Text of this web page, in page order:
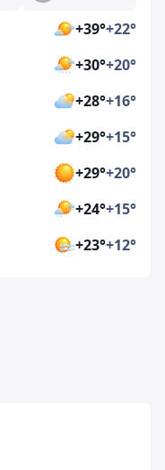
+39°+22°
+30°+20°
+28°+16°
+29°+15°
+29°+20°
+24°+15°
+23°+12°